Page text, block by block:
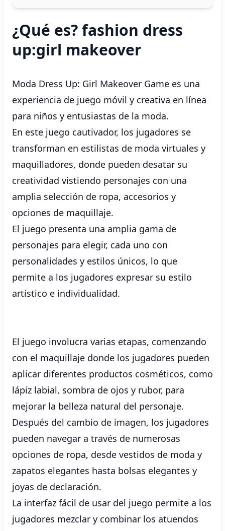
¿Qué es? fashion dress
up:girl makeover
Moda Dress Up: Girl Makeover Game es una
experiencia de juego móvil y creativa en línea
para niños y entusiastas de la moda.
En este juego cautivador, los jugadores se
transforman en estilistas de moda virtuales y
maquilladores, donde pueden desatar su
creatividad vistiendo personajes con una
amplia selección de ropa, accesorios y
opciones de maquillaje.
El juego presenta una amplia gama de
personajes para elegir, cada uno con
personalidades y estilos únicos, lo que
permite a los jugadores expresar su estilo
artístico e individualidad.
El juego involucra varias etapas, comenzando
con el maquillaje donde los jugadores pueden
aplicar diferentes productos cosméticos, como
lápiz labial, sombra de ojos y rubor, para
mejorar la belleza natural del personaje.
Después del cambio de imagen, los jugadores
pueden navegar a través de numerosas
opciones de ropa, desde vestidos de moda y
zapatos elegantes hasta bolsas elegantes y
joyas de declaración.
La interfaz fácil de usar del juego permite a los
jugadores mezclar y combinar los atuendos